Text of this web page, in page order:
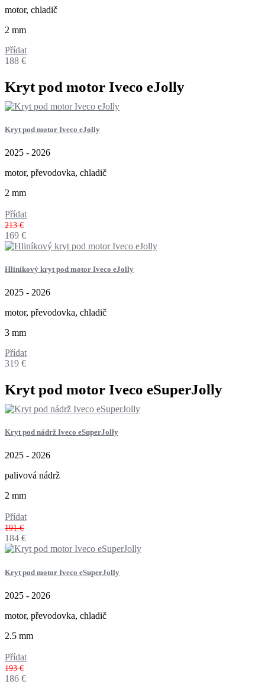
motor, chladič
2 mm
Přídat
188 €
Kryt pod motor Iveco eJolly
Kryt pod motor Iveco eJolly
2025 - 2026
motor, převodovka, chladič
2 mm
Přídat
213 €
169 €
Hliníkový kryt pod motor Iveco eJolly
2025 - 2026
motor, převodovka, chladič
3 mm
Přídat
319 €
Kryt pod motor Iveco eSuperJolly
Kryt pod nádrž Iveco eSuperJolly
2025 - 2026
palivová nádrž
2 mm
Přídat
191 €
184 €
Kryt pod motor Iveco eSuperJolly
2025 - 2026
motor, převodovka, chladič
2.5 mm
Přídat
193 €
186 €